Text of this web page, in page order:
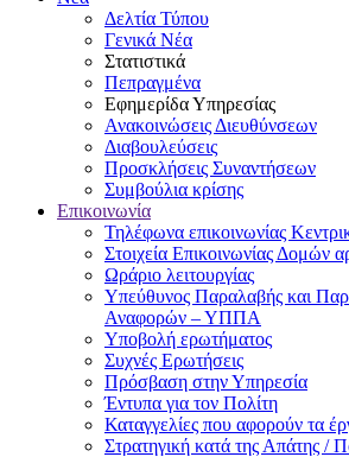
Δελτία Τύπου
Γενικά Νέα
Στατιστικά
Πεπραγμένα
Εφημερίδα Υπηρεσίας
Ανακοινώσεις Διευθύνσεων
Διαβουλεύσεις
Προσκλήσεις Συναντήσεων
Συμβούλια κρίσης
Επικοινωνία
Τηλέφωνα επικοινωνίας
Στοιχεία Επικοινωνίας Δομών
Ωράριο λειτουργίας
Υπεύθυνος Παραλαβής και
Αναφορών – ΥΠΠΑ
Υποβολή ερωτήματος
Συχνές Ερωτήσεις
Πρόσβαση στην Υπηρεσία
Έντυπα για τον Πολίτη
Καταγγελίες που αφορούν τα
Στρατηγική κατά της Απάτης /